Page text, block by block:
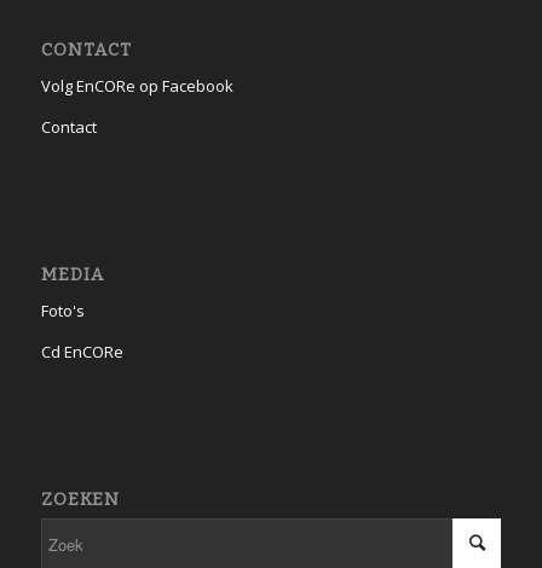
CONTACT
Volg EnCORe op Facebook
Contact
MEDIA
Foto's
Cd EnCORe
ZOEKEN